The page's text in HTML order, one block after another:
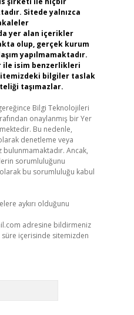
Sitede yalnızca
yer alan içerikler
olup, gerçek kurum
yapılmamaktadır.
ile isim benzerlikleri
bilgiler taslak
taşımazlar.
Bilgi Teknolojileri
onaylanmış bir Yer
Bu nedenle,
denetleme veya
Ancak,
sorumluluğunu
bu sorumluluğu kabul
aykırı olduğunu
adresine bildirmeniz
içerisinde sitemizden